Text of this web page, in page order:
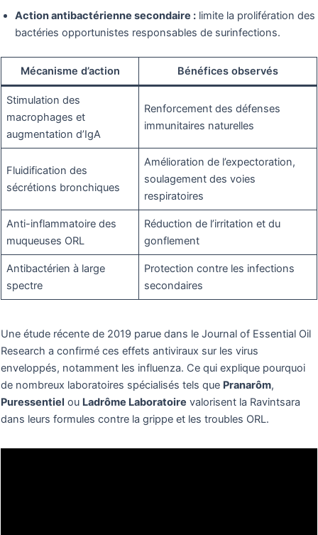
Action antibactérienne secondaire : limite la prolifération des
bactéries opportunistes responsables de surinfections.
Mécanisme d’action Bénéfices observés
Stimulation des
macrophages et
augmentation d’IgA
Renforcement des défenses
immunitaires naturelles
Fluidification des
sécrétions bronchiques
Amélioration de l’expectoration,
soulagement des voies
respiratoires
Anti-inflammatoire des
muqueuses ORL
Réduction de l’irritation et du
gonflement
Antibactérien à large
spectre
Protection contre les infections
secondaires
Une étude récente de 2019 parue dans le Journal of Essential Oil
Research a confirmé ces effets antiviraux sur les virus
enveloppés, notamment les influenza. Ce qui explique pourquoi
de nombreux laboratoires spécialisés tels que Pranarôm,
Puressentiel ou Ladrôme Laboratoire valorisent la Ravintsara
dans leurs formules contre la grippe et les troubles ORL.